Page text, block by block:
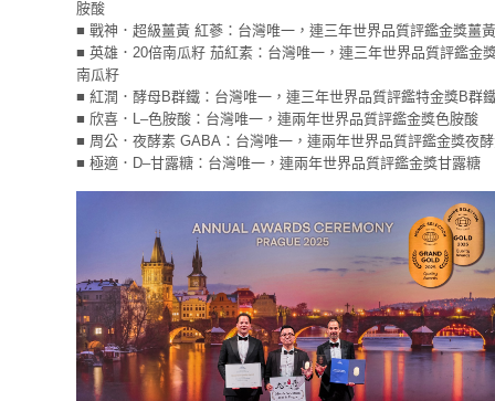
胺酸
■ 戰神．超級薑黃 紅蔘：台灣唯一，連三年世界品質評鑑金獎薑黃
■ 英雄．20倍南瓜籽 茄紅素：台灣唯一，連三年世界品質評鑑金
南瓜籽
■ 紅潤．酵母B群鐵：台灣唯一，連三年世界品質評鑑特金獎B群
■ 欣喜．L–色胺酸：台灣唯一，連兩年世界品質評鑑金獎色胺酸
■ 周公．夜酵素 GABA：台灣唯一，連兩年世界品質評鑑金獎夜
■ 極適．D–甘露糖：台灣唯一，連兩年世界品質評鑑金獎甘露糖